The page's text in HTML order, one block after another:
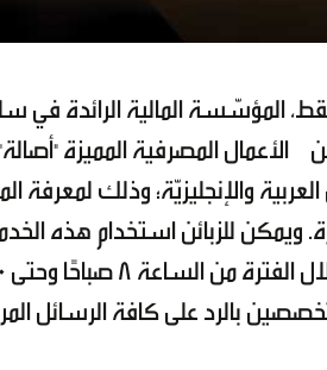
المؤسّسة المالية الرائدة في
المصرفية المميزة
العربية والإنجليزيّة؛ وذلك
ويمكن للزبائن استخدام هذه
بالرد على كافة الرسائل